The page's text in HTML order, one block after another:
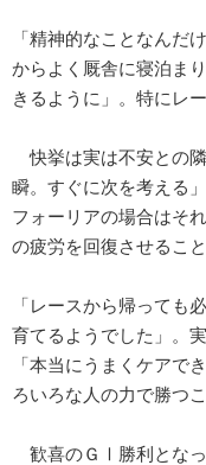
「精神的なことなんだ
からよく厩舎に寝泊ま
きるように」。特にレ
快挙は実は不安との
瞬。すぐに次を考える
フォーリアの場合はそ
の疲労を回復させるこ
「レースから帰って
育てるようでした」。
「本当にうまくケアで
ろいろな人の力で勝つ
歓喜のＧⅠ勝利となっ